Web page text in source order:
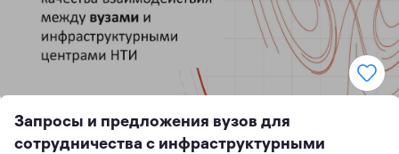
Запросы и предложения вузов для
сотрудничества с инфраструктурными